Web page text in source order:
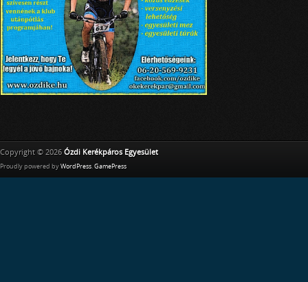
Copyright © 2026 Ózdi Kerékpáros Egyesület
Proudly powered by WordPress. GamePress